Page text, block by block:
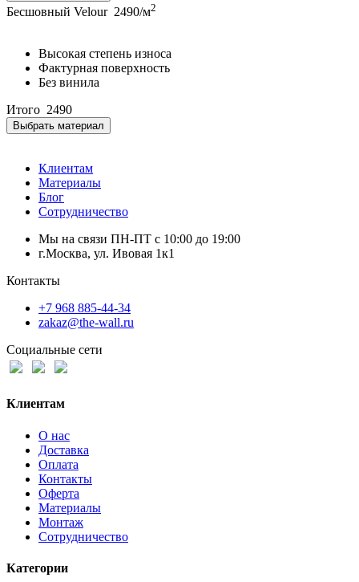
Бесшовный Velour 2490/м2
Высокая степень износа
Фактурная поверхность
Без винила
Итого 2490
Выбрать материал
Клиентам
Материалы
Блог
Сотрудничество
Мы на связи ПН-ПТ с 10:00 до 19:00
г.Москва, ул. Ивовая 1к1
Контакты
+7 968 885-44-34
zakaz@the-wall.ru
Социальные сети
Клиентам
О нас
Доставка
Оплата
Контакты
Оферта
Материалы
Монтаж
Сотрудничество
Категории